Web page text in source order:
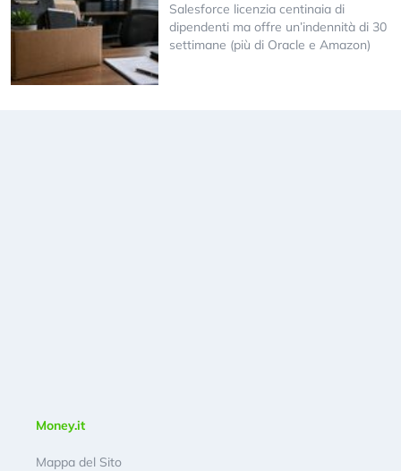
Salesforce licenzia centinaia di
dipendenti ma offre un’indennità di 30
settimane (più di Oracle e Amazon)
Money.it
Mappa del Sito